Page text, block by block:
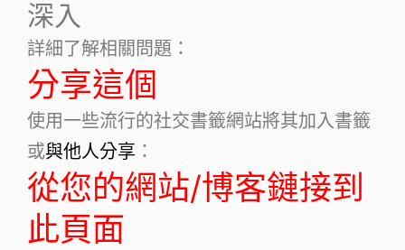
深入
詳細了解相關問題：
分享這個
使用一些流行的社交書籤網站將其加入書籤
或與他人分享 ：
從您的網站/博客鏈接到
此頁面